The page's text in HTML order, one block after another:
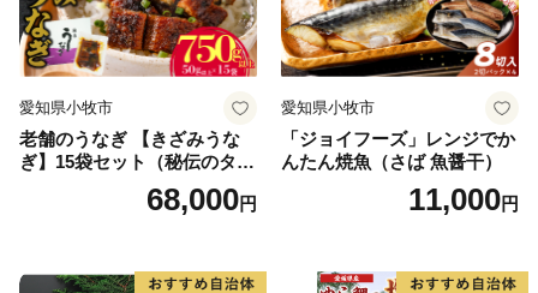
愛知県小牧市
老舗のうなぎ 【きざみうな
ぎ】15袋セット（秘伝のタレ
68,000円
愛知県小牧市
「ジョイフーズ」レンジでか
んたん焼魚（さば 魚醤干）
11,000円